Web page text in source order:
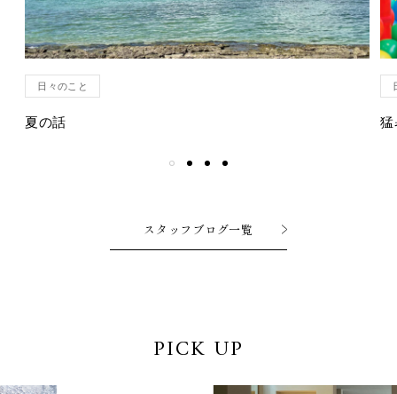
日々のこと
夏の話 猛
スタッフブログ一覧
PICK UP